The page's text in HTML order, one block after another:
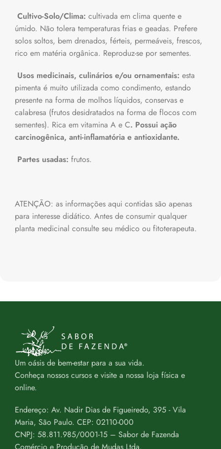
Cultivo-Solo/Clima: cultivada em clima quente e
úmido. Não tolera temperaturas frias e geadas. Prefere
solos soltos, bem drenados, férteis, permeáveis, frescos,
rico em matéria orgânica. Reproduz-se por sementes.
Usos medicinais, culinários e/ou ornamentais: esta
pimenta é muito utilizada como condimento, estando
presente na forma de molhos líquidos, conservas e
calabresa (frutos desidratados na forma de flocos com
sementes). Rica em vitamina A e C. Possui ação
carcinogênica, anti-inflamatória e antioxidante.
Partes usadas: frutos.
ATENÇÃO: as informações aqui contidas são apenas
para interesse didático. Antes de consumir qualquer
planta medicinal consulte seu médico ou fitoterapeuta.
Um oásis de bem-estar para a sua vida.
Conheça nossos cursos e visite a nossa loja física e
online.
Endereço: Av. Nadir Dias de Figueiredo, 395 - Vila
Maria, São Paulo. CEP: 02110-000
CNPJ: 58.811.985/0001-15 – Sabor de Fazenda
Comércio e Produção de Mudas Ltda.